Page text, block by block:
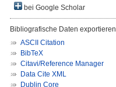
bei Google Scholar
Bibliografische Daten exportieren
ASCII Citation
BibTeX
Citavi/Reference Manager
Data Cite XML
Dublin Core